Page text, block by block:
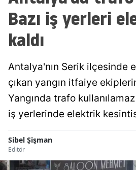
Amasya
Antalya
Artvin
Aydın
Bingöl
Bazı iş yerleri
kaldı
Antalya'nın Serik ilçesinde
çıkan yangın itfaiye
Yangında trafo
iş yerlerinde elektrik
Sibel Şişman
Editör